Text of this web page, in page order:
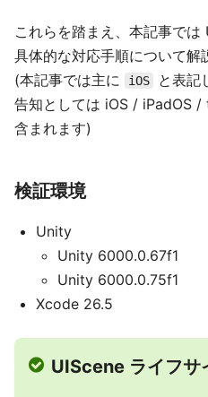
これらを踏まえ、本記事で
具体的な対応手順について解
(本記事では主に
iOS
と表記
告知としては iOS / iPadOS
含まれます)
検証環境
Unity
Unity 6000.0.67f1
Unity 6000.0.75f1
Xcode 26.5
UIScene ライフサ